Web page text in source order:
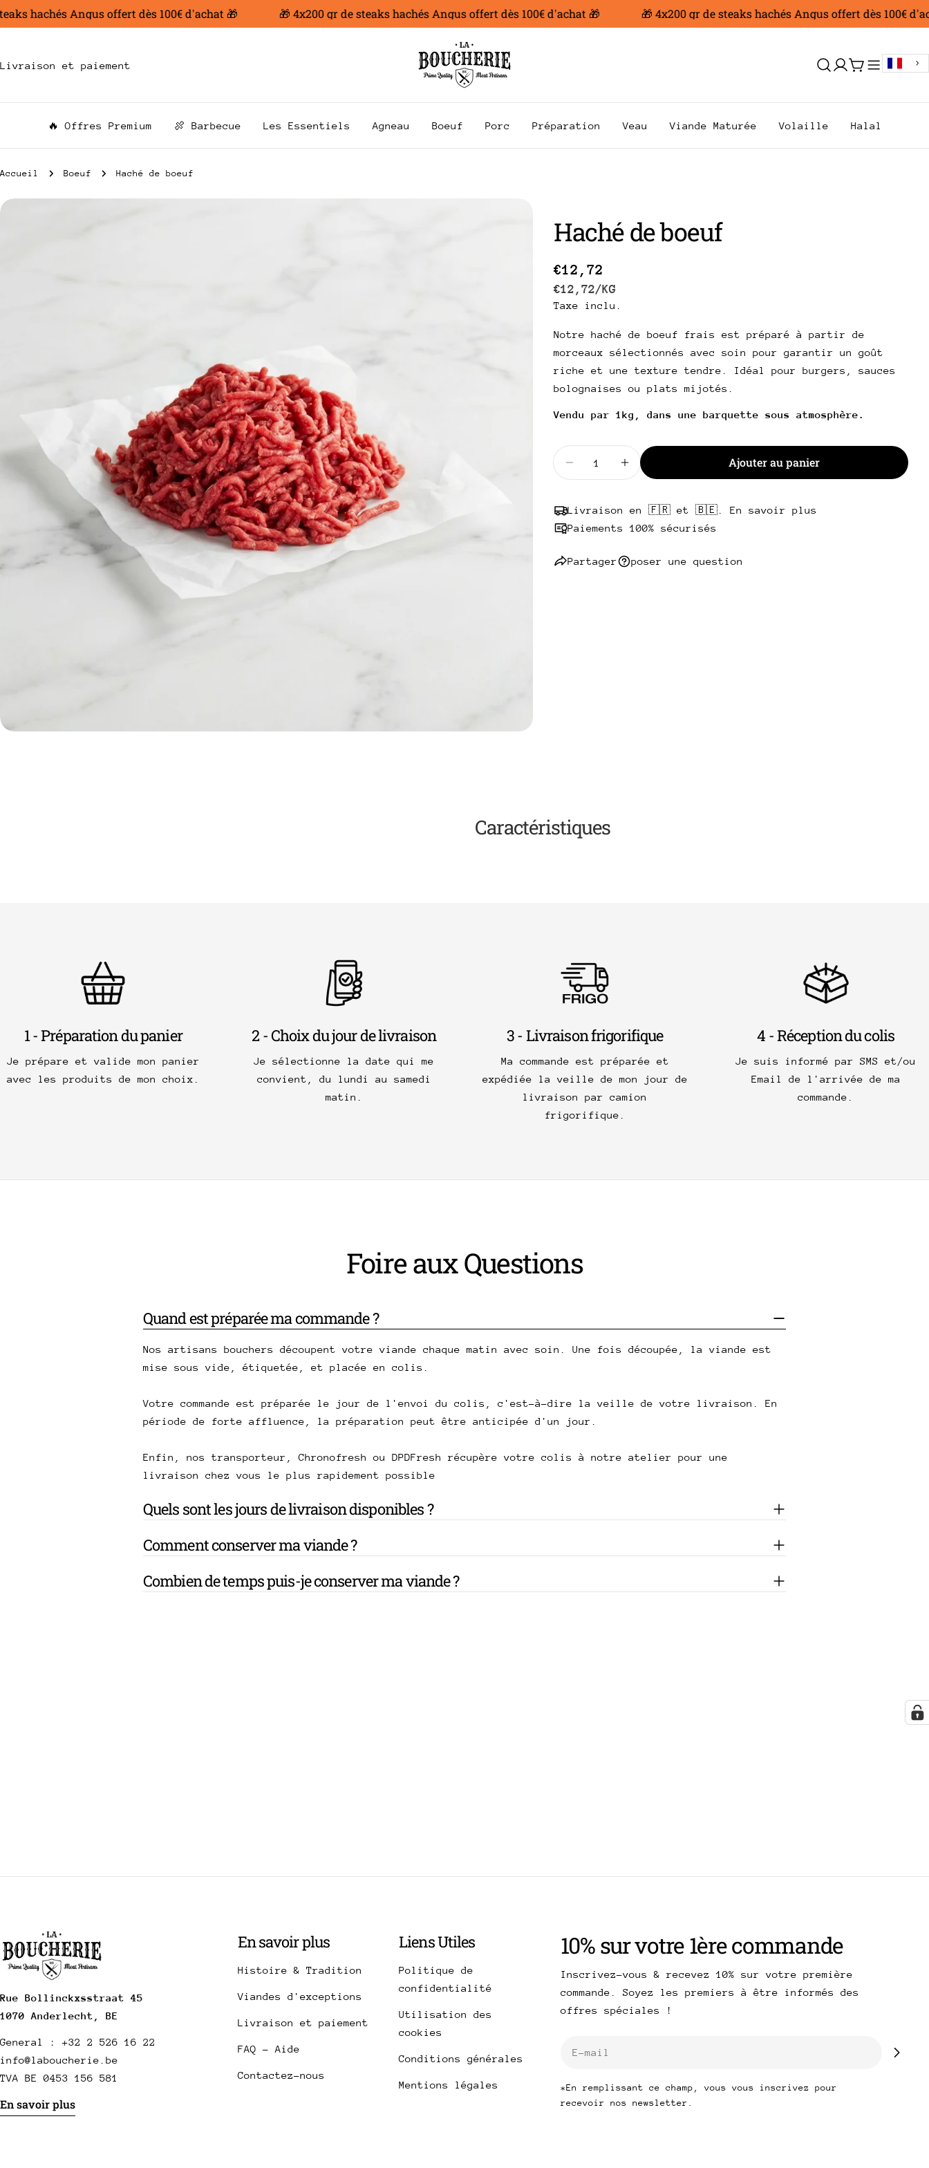
Aller
au
hachés Angus offert dès 100€ d'achat 🎁 🎁 4x200 gr de steaks hachés Angus offert dès 100€ d'achat 🎁 🎁 4x200 gr de steaks hachés Angus offert dès 100€
Livraison et paiement
Se
Chariot
🔥 Offres Premium 🍖 Barbecue Les Essentiels Agneau Boeuf Porc Préparation Veau Viande Maturée Volaille Halal
Accueil Boeuf Haché de boeuf
Passer
le média 0 en mode modal
Haché de boeuf
Prix
​​
habituel
€12,72
PRIX
€12,72/PAR
KG
Taxe inclu.
Notre haché de boeuf frais est préparé à partir de
morceaux sélectionnés avec soin pour garantir un goût
riche et une texture tendre. Idéal pour burgers, sauces
bolognaises ou plats mijotés.
Vendu par 1kg, dans une barquette sous atmosphère.
Diminuer la quantité pour Haché de boeuf
Augmenter la quantité pour Haché de boeuf
Ajouter au panier
Livraison en 🇫🇷 et 🇧🇪. En savoir plus
Paiements 100% sécurisés
Partager
Partager
Copie
sur
Facebook
sur
sur
Pinterest
poser une question
poser une question
Votre
nom
email
Votre
téléphone
Caractéristiques
1 - Préparation du panier
Je prépare et valide mon panier
avec les produits de mon choix.
2 - Choix du jour de livraison
Je sélectionne la date qui me
convient, du lundi au samedi
matin.
3 - Livraison frigorifique
Ma commande est préparée et
expédiée la veille de mon jour de
livraison par camion
frigorifique.
4 - Réception du colis
Je suis informé par SMS et/ou
Email de l'arrivée de ma
commande.
Foire aux Questions
Quand est préparée ma commande ?
Nos artisans bouchers découpent votre viande chaque matin avec soin. Une fois découpée, la viande est
mise sous vide, étiquetée, et placée en colis.
Votre commande est préparée le jour de l'envoi du colis, c'est-à-dire la veille de votre livraison. En
période de forte affluence, la préparation peut être anticipée d'un jour.
Enfin, nos transporteur, Chronofresh ou DPDFresh récupère votre colis à notre atelier pour une
livraison chez vous le plus rapidement possible
Quels sont les jours de livraison disponibles ?
Comment conserver ma viande ?
Combien de temps puis-je conserver ma viande ?
Rue Bollinckxsstraat 45
1070 Anderlecht, BE
General : +32 2 526 16 22
info@laboucherie.be
TVA BE 0453 156 581
En savoir plus
En savoir plus
Histoire & Tradition
Viandes d'exceptions
Livraison et paiement
FAQ - Aide
Contactez-nous
Liens Utiles
Politique de
confidentialité
Utilisation des
cookies
Conditions générales
Mentions légales
10% sur votre 1ère commande
Inscrivez-vous & recevez 10% sur votre première
commande. Soyez les premiers à être informés des
offres spéciales !
*En remplissant ce champ, vous vous inscrivez pour
recevoir nos newsletter.